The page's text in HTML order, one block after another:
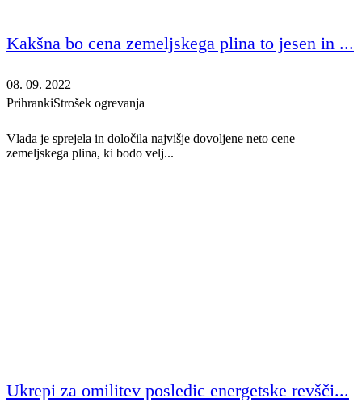
Kakšna bo cena zemeljskega plina to jesen in ...
08. 09. 2022
PrihrankiStrošek ogrevanja
Vlada je sprejela in določila najvišje dovoljene neto cene
zemeljskega plina, ki bodo velj...
Ukrepi za omilitev posledic energetske revšči...